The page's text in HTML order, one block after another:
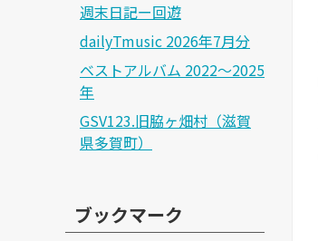
週末日記ー回遊
dailyTmusic 2026年7月分
ベストアルバム 2022～2025
年
GSV123.旧脇ヶ畑村（滋賀
県多賀町）
ブックマーク